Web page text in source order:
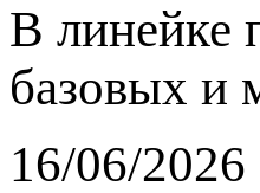
В линейке
базовых и
16/06/2026